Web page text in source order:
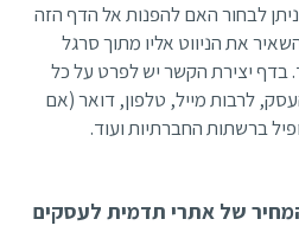
לבחור האם להפנות אל הדף הזה
את הניווט אליו מתוך סרגל
בדף יצירת הקשר יש לפרט על כל
לרבות מייל, טלפון, דואר (אם
ברשתות החברתיות ועוד.
של אתרי תדמית לעסקים